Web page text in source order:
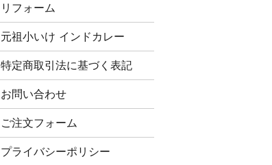
リフォーム
元祖小いけ インドカレー
特定商取引法に基づく表記
お問い合わせ
ご注文​フォーム
プライバシーポリシー